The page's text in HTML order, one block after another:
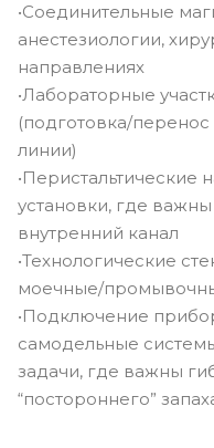
•Соединительные
анестезиологии,
направлениях
•Лабораторные
(подготовка/
линии)
•Перистальтические
установки, где
внутренний канал
•Технологические
моечные/
•Подключение
самодельные
задачи, где важны
“постороннего”